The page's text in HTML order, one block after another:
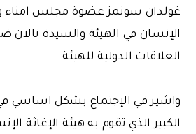
غولدان سونمز عضوة مجلس امناء
الإنسان في الهيئة والسيدة
العلاقات الدولية للهيئة
واشير في الإجتماع بشكل اساسي في
الكبير الذي تقوم به هيئة الإغاثة